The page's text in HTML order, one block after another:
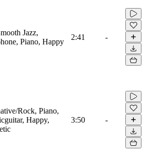
Jazz,
Piano, Happy
2:41 -
Rock, Piano,
Happy,
3:50 -